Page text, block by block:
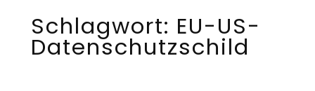
Schlagwort: EU-US-
Datenschutzschild